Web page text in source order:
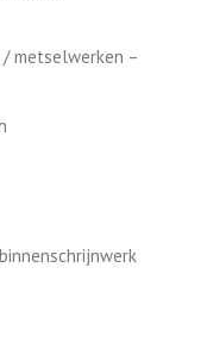
/ metselwerken –